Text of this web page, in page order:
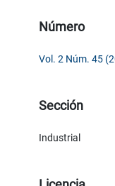
Número
Vol. 2 Núm. 45
Sección
Industrial